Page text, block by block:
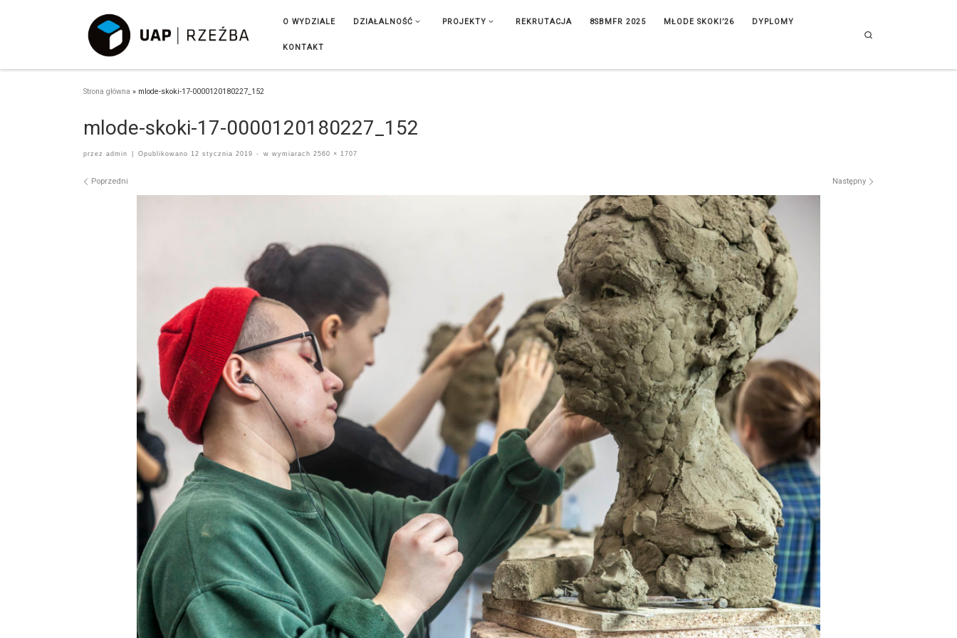
O WYDZIALE DZIAŁALNOŚĆ PROJEKTY REKRUTACJA 8SBMFR 2025 MŁODE SKOKI’26 DYPLOMY
KONTAKT
Strona główna » mlode-skoki-17-0000120180227_152
mlode-skoki-17-0000120180227_152
przez admin Opublikowano 12 stycznia 2019 - w wymiarach 2560 × 1707
Nawigacja po obrazach
Poprzedni Następny